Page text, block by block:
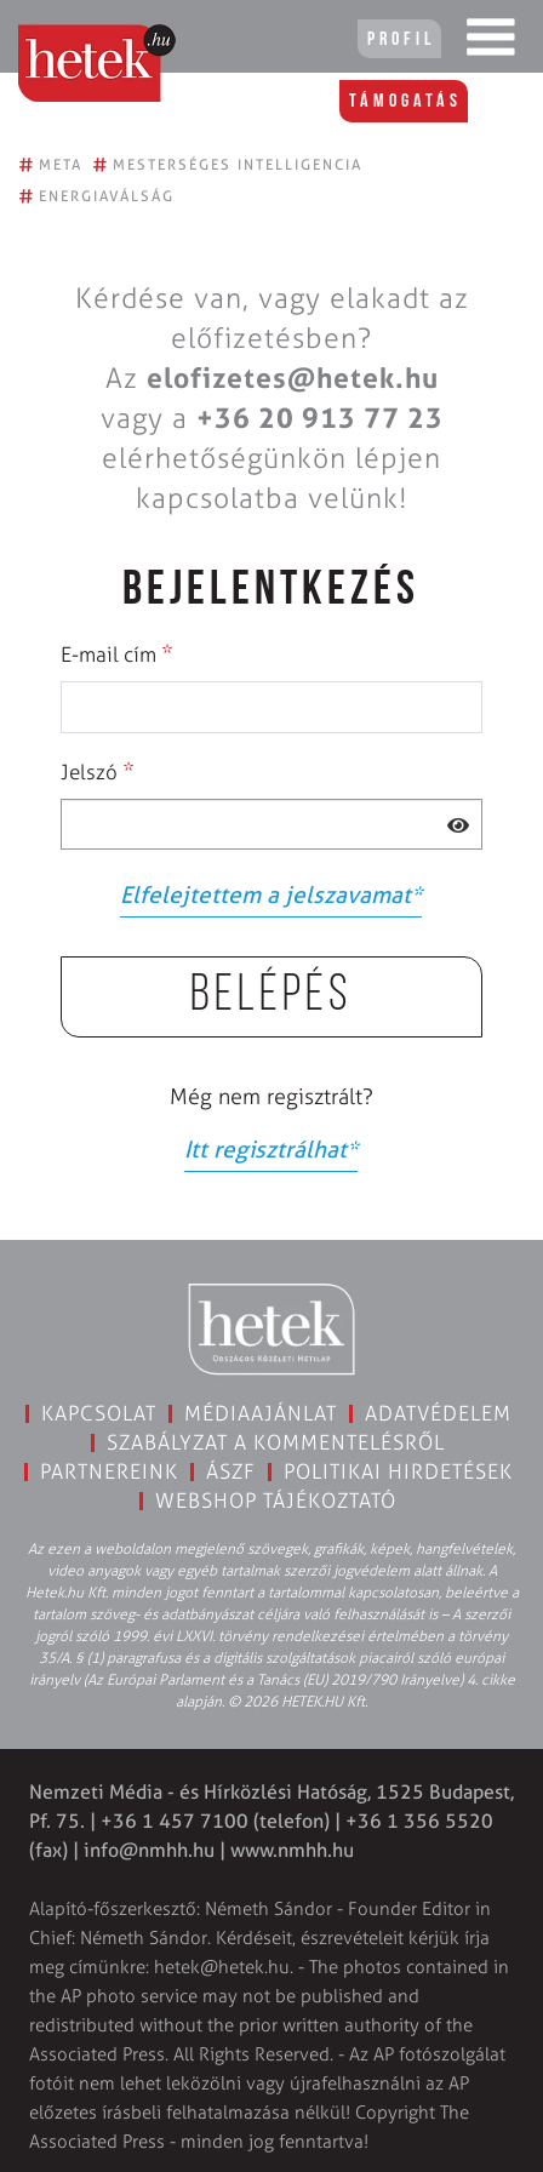
Profil
Támogatás
# META # MESTERSÉGES INTELLIGENCIA
# ENERGIAVÁLSÁG
Kérdése van, vagy elakadt az
előfizetésben?
Az elofizetes@hetek.hu
vagy a +36 20 913 77 23
elérhetőségünkön lépjen
kapcsolatba velünk!
BEJELENTKEZÉS
E-mail cím *
Jelszó *
Elfelejtettem a jelszavamat*
Belépés
Még nem regisztrált?
Itt regisztrálhat*
KAPCSOLAT MÉDIAAJÁNLAT
ADATVÉDELEM
SZABÁLYZAT A KOMMENTELÉSRŐL
PARTNEREINK
ÁSZF
POLITIKAI HIRDETÉSEK
WEBSHOP TÁJÉKOZTATÓ
Az ezen a weboldalon megjelenő szövegek, grafikák, képek, hangfelvételek,
video anyagok vagy egyéb tartalmak szerzői jogvédelem alatt állnak. A
Hetek.hu Kft. minden jogot fenntart a tartalommal kapcsolatosan, beleértve a
tartalom szöveg- és adatbányászat céljára való felhasználását is – A szerzői
jogról szóló 1999. évi LXXVI. törvény rendelkezései értelmében a törvény
35/A. § (1) paragrafusa és a digitális szolgáltatások piacairól szóló európai
irányelv (Az Európai Parlament és a Tanács (EU) 2019/790 Irányelve) 4. cikke
alapján. © 2026 HETEK.HU Kft.
Nemzeti Média - és Hírközlési Hatóság, 1525 Budapest,
Pf. 75. | +36 1 457 7100 (telefon) | +36 1 356 5520
(fax) | info@nmhh.hu | www.nmhh.hu
Alapító-főszerkesztő: Németh Sándor - Founder Editor in
Chief: Németh Sándor. Kérdéseit, észrevételeit kérjük írja
meg címünkre: hetek@hetek.hu. - The photos contained in
the AP photo service may not be published and
redistributed without the prior written authority of the
Associated Press. All Rights Reserved. - Az AP fotószolgálat
fotóit nem lehet leközölni vagy újrafelhasználni az AP
előzetes írásbeli felhatalmazása nélkül! Copyright The
Associated Press - minden jog fenntartva!